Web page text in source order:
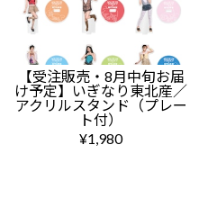
【受注販売・8月中旬お届
け予定】いぎなり東北産／
アクリルスタンド（プレー
ト付）
¥1,980